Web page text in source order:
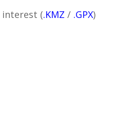
interest (.KMZ / .GPX)